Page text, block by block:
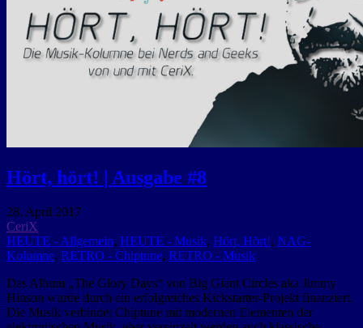
Hört, hört! | Ausgabe #8
28. April 2017
CeriX
HEUTE - Allgemein, HEUTE - Musik, Hört, Hört!, NAG-
Kolumne, RETRO - Chiptune, RETRO - Musik
Das Album „The Glory Days“ von Big Giant Circles aka Jimmy
Hinson wurde durch ein erfolgreiches Kickstarter-Projekt finanziert.
Die Musik verbindet Chiptune mit modernen Elementen der